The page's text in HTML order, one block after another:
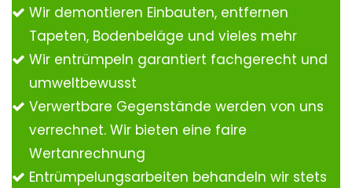
Wir demontieren Einbauten, entfernen
Tapeten, Bodenbeläge und vieles mehr
Wir entrümpeln garantiert fachgerecht und
umweltbewusst
Verwertbare Gegenstände werden von uns
verrechnet. Wir bieten eine faire
Wertanrechnung
Entrümpelungsarbeiten behandeln wir stets